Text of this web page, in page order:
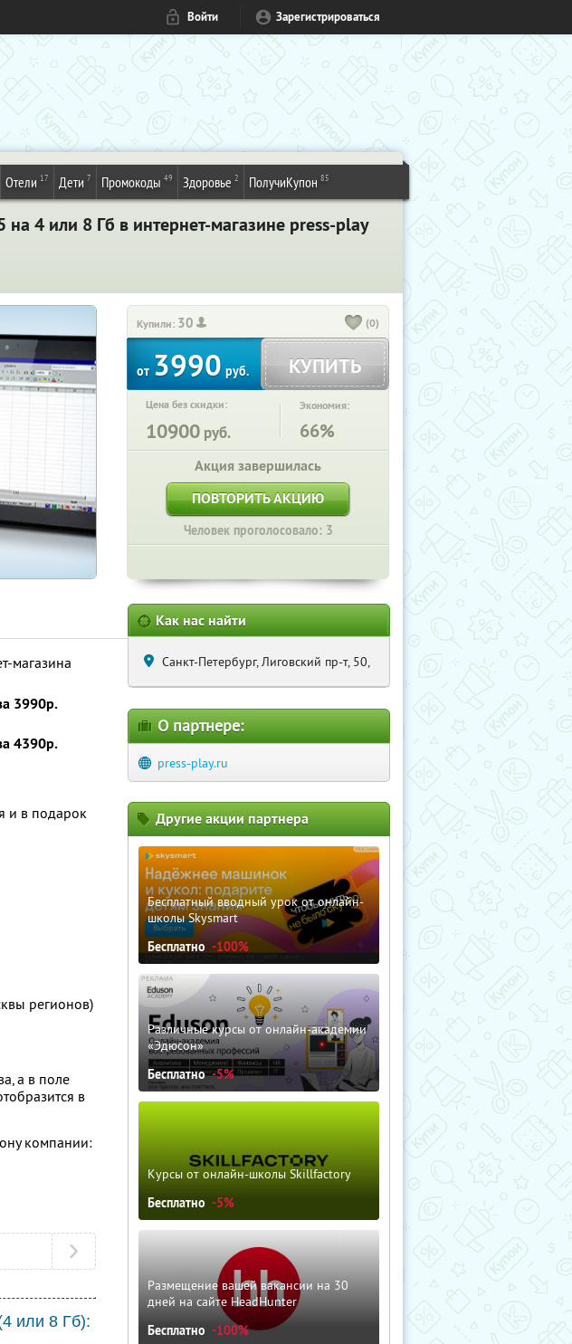
Войти Зарегистрироваться
Отели 17 Дети 7 Промокоды 49 Здоровье 2 ПолучиКупон 85
4 или 8 Гб в интернет-магазине press-play
Купили: 30 (0)
от 3990 руб. КУПИТЬ
Цена без скидки:
10900 руб.
Экономия:
66%
Акция завершилась
ПОВТОРИТЬ АКЦИЮ
Человек проголосовало: 3
магазина
3990р.
4390р.
и в подарок
регионов)
а в поле
в
компании:
или 8 Гб):
Как нас найти
Санкт-Петербург, Лиговский пр-т, 50,
О партнере:
press-play.ru
Другие акции партнера
Бесплатный вводный урок от онлайн-
школы Skysmart
Бесплатно -100%
Различные курсы от онлайн-академии
«Эдюсон»
Бесплатно -5%
Курсы от онлайн-школы Skillfactory
Бесплатно -5%
Размещение вашей вакансии на 30
дней на сайте HeadHunter
Бесплатно -100%